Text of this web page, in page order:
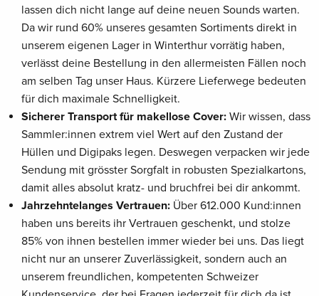
lassen dich nicht lange auf deine neuen Sounds warten.
Da wir rund 60% unseres gesamten Sortiments direkt in
unserem eigenen Lager in Winterthur vorrätig haben,
verlässt deine Bestellung in den allermeisten Fällen noch
am selben Tag unser Haus. Kürzere Lieferwege bedeuten
für dich maximale Schnelligkeit.
Sicherer Transport für makellose Cover: Wir wissen, dass
Sammler:innen extrem viel Wert auf den Zustand der
Hüllen und Digipaks legen. Deswegen verpacken wir jede
Sendung mit grösster Sorgfalt in robusten Spezialkartons,
damit alles absolut kratz- und bruchfrei bei dir ankommt.
Jahrzehntelanges Vertrauen: Über 612.000 Kund:innen
haben uns bereits ihr Vertrauen geschenkt, und stolze
85% von ihnen bestellen immer wieder bei uns. Das liegt
nicht nur an unserer Zuverlässigkeit, sondern auch an
unserem freundlichen, kompetenten Schweizer